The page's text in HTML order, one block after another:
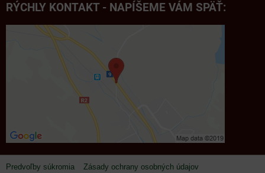
RÝCHLY KONTAKT - NAPÍŠEME VÁM SPÄŤ:
Predvoľby súkromia Zásady ochrany osobných údajov